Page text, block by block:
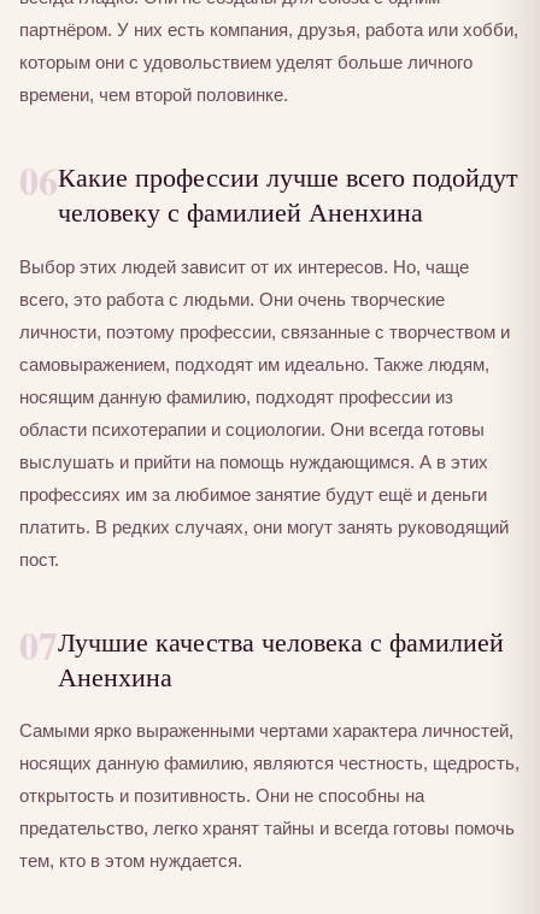
партнёром. У них есть компания, друзья, работа или хобби,
которым они с удовольствием уделят больше личного
времени, чем второй половинке.
06Какие профессии лучше всего подойдут
человеку с фамилией Аненхина
Выбор этих людей зависит от их интересов. Но, чаще
всего, это работа с людьми. Они очень творческие
личности, поэтому профессии, связанные с творчеством и
самовыражением, подходят им идеально. Также людям,
носящим данную фамилию, подходят профессии из
области психотерапии и социологии. Они всегда готовы
выслушать и прийти на помощь нуждающимся. А в этих
профессиях им за любимое занятие будут ещё и деньги
платить. В редких случаях, они могут занять руководящий
пост.
07Лучшие качества человека с фамилией
Аненхина
Самыми ярко выраженными чертами характера личностей,
носящих данную фамилию, являются честность, щедрость,
открытость и позитивность. Они не способны на
предательство, легко хранят тайны и всегда готовы помочь
тем, кто в этом нуждается.